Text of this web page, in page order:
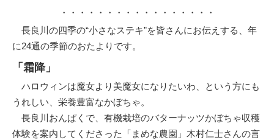
・・・・・・・・・・・・・・・・・
長良川の四季の“小さなステキ”を皆さんにお伝えする、年
に24通の季節のおたよりです。
「霜降」
ハロウィンは魔女より美魔女になりたいわ、という方にも
うれしい、栄養豊富なかぼちゃ。
長良川おんぱくで、有機栽培のバターナッツかぼちゃ収穫
体験を案内してくださった「まめな農園」木村仁士さんの言